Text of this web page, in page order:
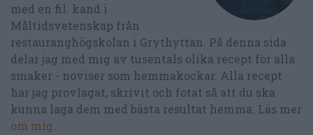
med en fil. kand i
Måltidsvetenskap från
restauranghögskolan i Grythyttan. På denna sida
delar jag med mig av tusentals olika recept för alla
smaker - noviser som hemmakockar. Alla recept
har jag provlagat, skrivit och fotat så att du ska
kunna laga dem med bästa resultat hemma. Läs mer
om mig